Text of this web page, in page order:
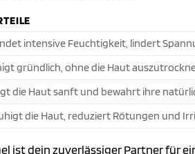
intensive Feuchtigkeit, lindert
gründlich, ohne die Haut
die Haut sanft und bewahrt ihre
die Haut, reduziert Rötungen und
ist dein zuverlässiger Partner für